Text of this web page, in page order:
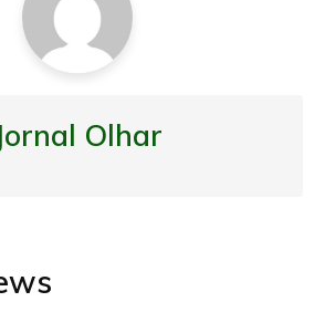
Jornal Olhar